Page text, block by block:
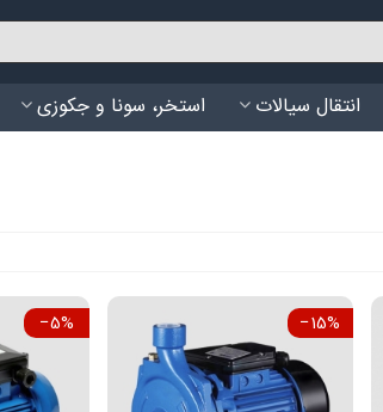
انتقال سیالات استخر، سونا و جکوزی
‎−15%
‎−5%